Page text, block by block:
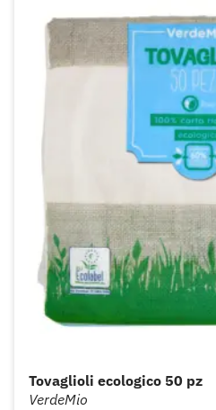
Tovaglioli ecologico 50 pz
VerdeMio